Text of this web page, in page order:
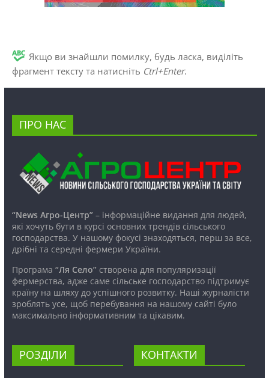
Якщо ви знайшли помилку, будь ласка, виділіть
фрагмент тексту та натисніть Ctrl+Enter.
ПРО НАС
“News Агро-Центр”– інформаційне видання для людей,
які хочуть бути в курсі основних трендів сільського
господарства. У нашому фокусі знаходяться, перш за все,
дрібні та середні фермери України.
Програма “Ля Село”створена для популяризації
фермерства, адже саме сільське господарство підтримує
країну на шляху до успішного розвитку. Наші журналісти
зроблять усе, щоб перебування на нашому сайті було
максимально інформативним та цікавим.
РОЗДІЛИ КОНТАКТИ